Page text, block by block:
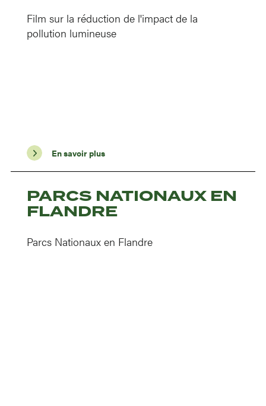
Film sur la réduction de l'impact de la
pollution lumineuse
En savoir plus
PARCS NATIONAUX EN
FLANDRE
Parcs Nationaux en Flandre